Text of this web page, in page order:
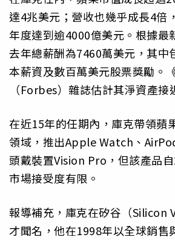
達4兆美元；營收也幾乎成長4倍
年度達到逾4000億美元。根據最
去年總薪酬為7460萬美元，其中
本薪資及數百萬美元股票獎勵。
（Forbes）雜誌估計其淨資產接
在近15年的任期內，庫克帶領蘋
領域，推出Apple Watch、
頭戴裝置Vision Pro，但該產品
市場接受度有限。
報導補充，庫克在矽谷（Silicon
才聞名，他在1998年以全球銷售